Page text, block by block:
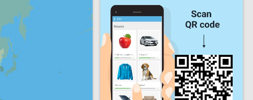
Пон Сря Чет
Съб Нед
Дневен прогрес